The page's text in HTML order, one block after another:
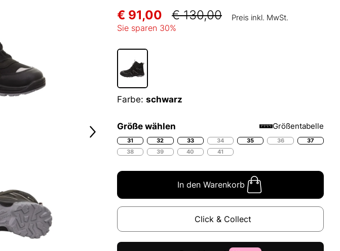
€ 91,00 € 130,00 Preis inkl. MwSt.
Sie sparen 30%
Farbe: schwarz
Größe wählen Größentabelle
31 32 33 34 35 36
37
38
39 40 41
In den Warenkorb
Click & Collect